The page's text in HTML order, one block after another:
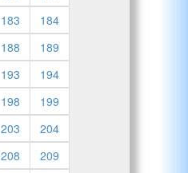
183
184
188
189
193
194
198
199
203
204
208
209